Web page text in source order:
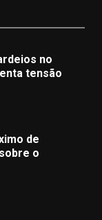
no
tensão
de
o